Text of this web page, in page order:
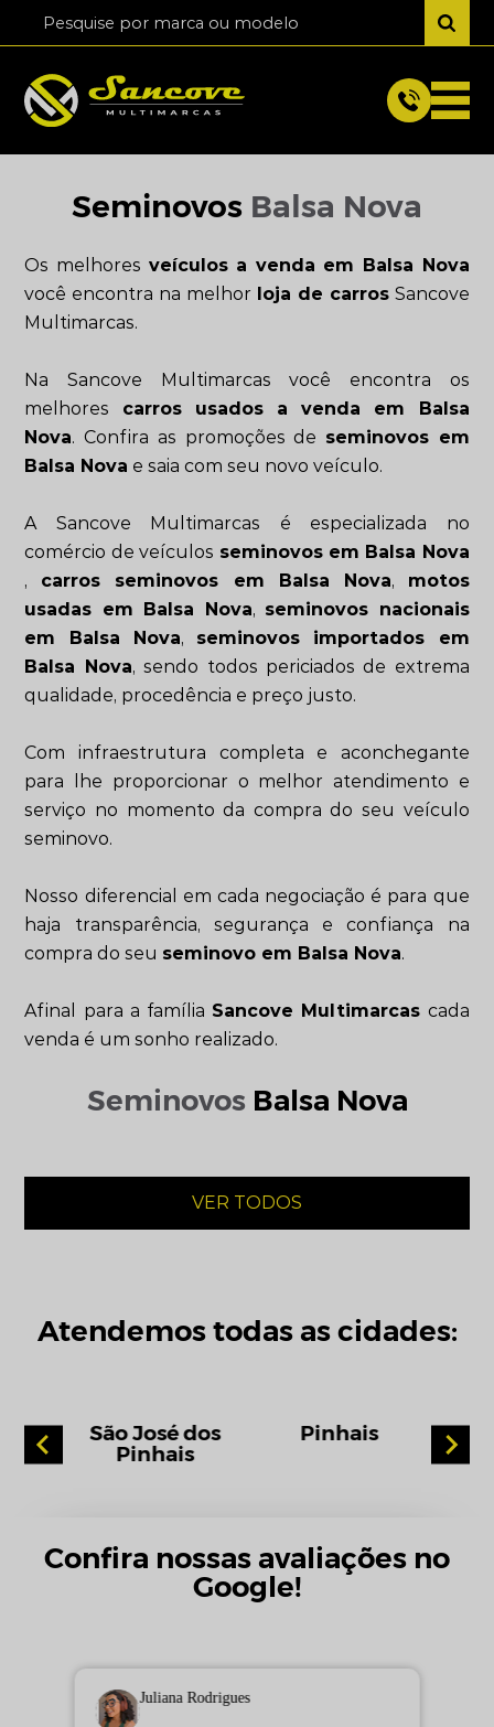
Seminovos Balsa Nova
Os melhores veículos a venda em Balsa Nova
você encontra na melhor loja de carrosSancove
Multimarcas.
Na Sancove Multimarcas você encontra os
melhores carros usados a venda em Balsa
Nova. Confira as promoções de seminovos em
Balsa Nova e saia com seu novo veículo.
A Sancove Multimarcas é especializada no
comércio de veículos seminovos em Balsa Nova
, carros seminovos em Balsa Nova, motos
usadas em Balsa Nova, seminovos nacionais
em Balsa Nova, seminovos importados em
Balsa Nova, sendo todos periciados de extrema
qualidade, procedência e preço justo.
Com infraestrutura completa e aconchegante
para lhe proporcionar o melhor atendimento e
serviço no momento da compra do seu veículo
seminovo.
Nosso diferencial em cada negociação é para que
haja transparência, segurança e confiança na
compra do seu seminovo em Balsa Nova.
Afinal para a família Sancove Multimarcas cada
venda é um sonho realizado.
Seminovos Balsa Nova
VER TODOS
Atendemos todas as cidades:
São José dos
Pinhais
Pinhais
Confira nossas avaliações no
Google!
Juliana Rodrigues